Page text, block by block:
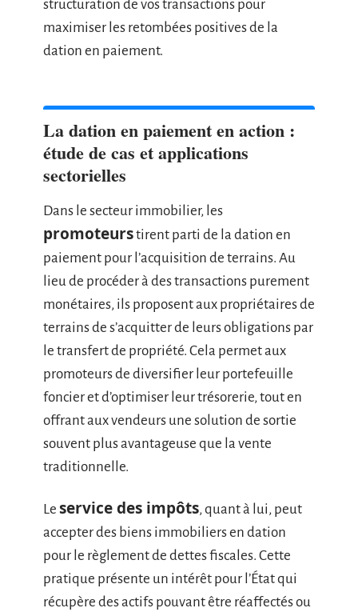
structuration de vos transactions pour
maximiser les retombées positives de la
dation en paiement.
La dation en paiement en action :
étude de cas et applications
sectorielles
Dans le secteur immobilier, les
promoteurstirent parti de la dation en
paiement pour l’acquisition de terrains. Au
lieu de procéder à des transactions purement
monétaires, ils proposent aux propriétaires de
terrains de s’acquitter de leurs obligations par
le transfert de propriété. Cela permet aux
promoteurs de diversifier leur portefeuille
foncier et d’optimiser leur trésorerie, tout en
offrant aux vendeurs une solution de sortie
souvent plus avantageuse que la vente
traditionnelle.
Le service des impôts, quant à lui, peut
accepter des biens immobiliers en dation
pour le règlement de dettes fiscales. Cette
pratique présente un intérêt pour l’État qui
récupère des actifs pouvant être réaffectés ou